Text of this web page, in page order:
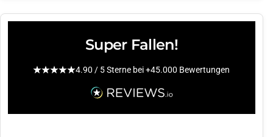
Super Fallen!
4.90 / 5 Sterne bei +45.000 Bewertungen